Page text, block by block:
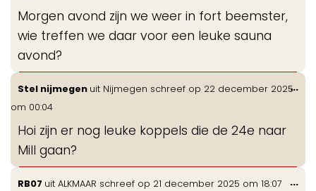
Morgen avond zijn we weer in fort beemster,
wie treffen we daar voor een leuke sauna
avond?
Stel nijmegen uit Nijmegen schreef op 22 december 2025
om 00:04
Hoi zijn er nog leuke koppels die de 24e naar
Mill gaan?
...
RB07 uit ALKMAAR schreef op 21 december 2025 om 18:07 ...